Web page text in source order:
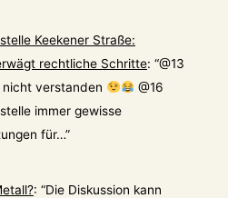
Keekener Straße:
rechtliche Schritte: “@13
verstanden
@16
immer gewisse
für…”
: “Die Diskussion kann